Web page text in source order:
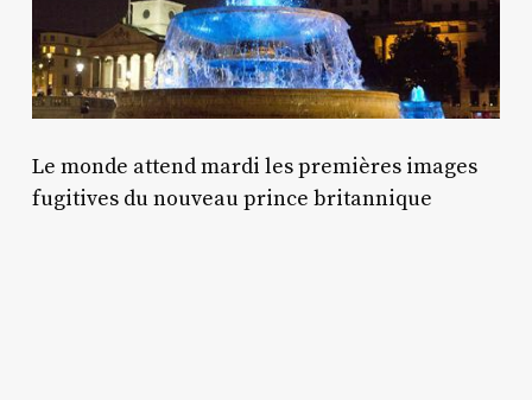
Le monde attend mardi les premières images
fugitives du nouveau prince britannique